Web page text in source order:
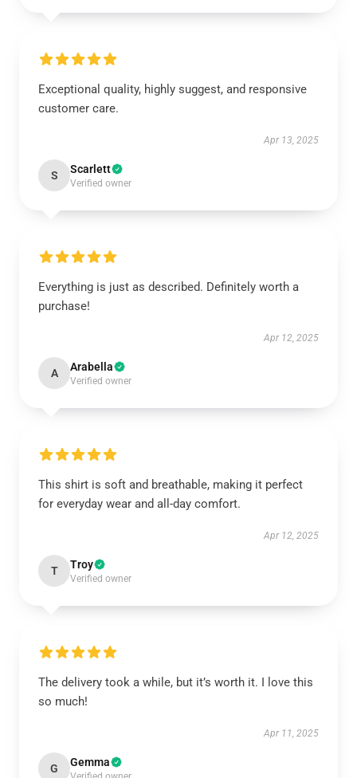
Exceptional quality, highly suggest, and responsive
customer care.
Apr 13, 2025
S Scarlett
Verified owner
Everything is just as described. Definitely worth a
purchase!
Apr 12, 2025
A Arabella
Verified owner
This shirt is soft and breathable, making it perfect
for everyday wear and all-day comfort.
Apr 12, 2025
T Troy
Verified owner
The delivery took a while, but it’s worth it. I love this
so much!
Apr 11, 2025
G Gemma